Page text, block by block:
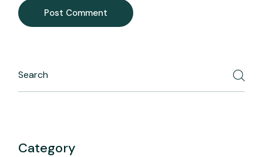
Post Comment
Category